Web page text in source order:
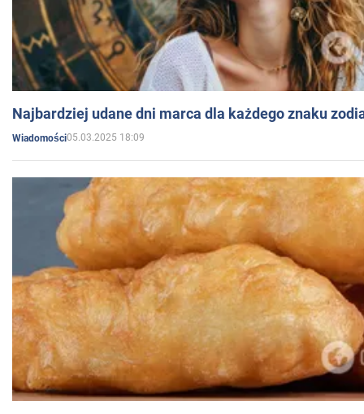
Najbardziej udane dni marca dla każdego znaku
Wiadomości05.03.2025 18:09